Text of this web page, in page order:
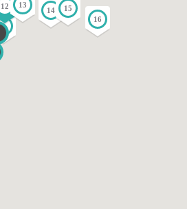
9
12 13
14
15
16